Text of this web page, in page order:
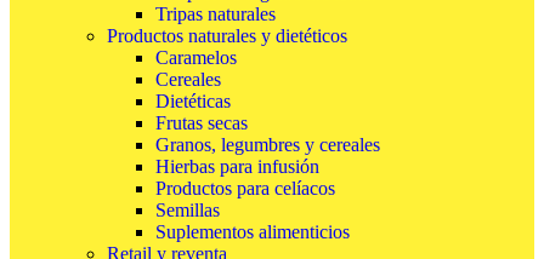
Tripas naturales
Productos naturales y dietéticos
Caramelos
Cereales
Dietéticas
Frutas secas
Granos, legumbres y cereales
Hierbas para infusión
Productos para celíacos
Semillas
Suplementos alimenticios
Retail y reventa